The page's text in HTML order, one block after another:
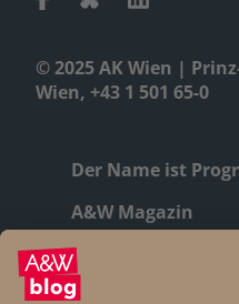
© 2025 AK Wien |
Wien, +43 1 501 65-0
Der Name ist
A&W Magazin
Geschichte